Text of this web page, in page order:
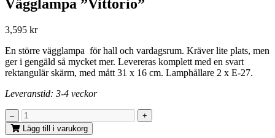
Vägglampa ”Vittorio”
3,595 kr
En större vägglampa för hall och vardagsrum. Kräver lite plats, men
ger i gengäld så mycket mer. Levereras komplett med en svart
rektangulär skärm, med mått 31 x 16 cm. Lamphållare 2 x E-27.
Leveranstid: 3-4 veckor
Lägg till i varukorg